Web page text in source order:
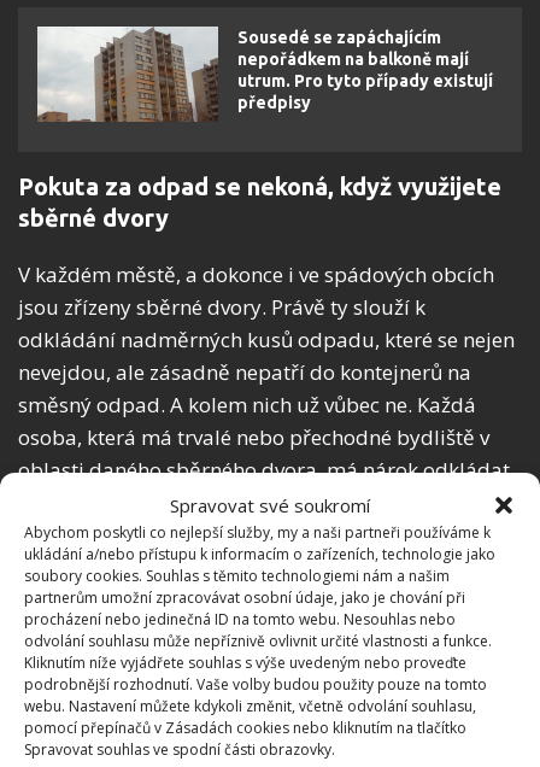
Spravovat své soukromí
Abychom poskytli co nejlepší služby, my a naši partneři používáme k
ukládání a/nebo přístupu k informacím o zařízeních, technologie jako
soubory cookies. Souhlas s těmito technologiemi nám a našim
partnerům umožní zpracovávat osobní údaje, jako je chování při
procházení nebo jedinečná ID na tomto webu. Nesouhlas nebo
odvolání souhlasu může nepříznivě ovlivnit určité vlastnosti a funkce.
Kliknutím níže vyjádřete souhlas s výše uvedeným nebo proveďte
podrobnější rozhodnutí. Vaše volby budou použity pouze na tomto
webu. Nastavení můžete kdykoli změnit, včetně odvolání souhlasu,
pomocí přepínačů v Zásadách cookies nebo kliknutím na tlačítko
Spravovat souhlas ve spodní části obrazovky.
Sousedé se zapáchajícím
nepořádkem na balkoně mají
utrum. Pro tyto případy existují
předpisy
Pokuta za odpad se nekoná, když využijete
sběrné dvory
V každém městě, a dokonce i ve spádových obcích
jsou zřízeny sběrné dvory. Právě ty slouží k
odkládání nadměrných kusů odpadu, které se nejen
nevejdou, ale zásadně nepatří do kontejnerů na
směsný odpad. A kolem nich už vůbec ne. Každá
osoba, která má trvalé nebo přechodné bydliště v
oblasti daného sběrného dvora, má nárok odkládat
tam nepotřebný odpad zdarma. Kromě toho obecní i
městské úřady organizují pravidelné svozy
objemného odpadu – stačí ohlídat si termín, kdy
bude kontejner na velký odpad přistaven na vaší
adrese.